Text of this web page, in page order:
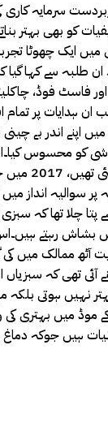
سرمایہ کاری
کو بھی بہتر
میں ایک چھوٹا
ان طلبہ سے کہا
اور فاسٹ فوڈ،
ان ہدایات پر تمام
اپنے اندر بے
کو محسوس
طرح کی
کے 40 طلبہ پر سوالیہ
چلا تھا کہ سبزی
آٹھ ممالک میں
تھی کہ سبزیاں
ہوتی بلکہ
موڈ میں بہتری
ہیں جوکہ دماغ پر